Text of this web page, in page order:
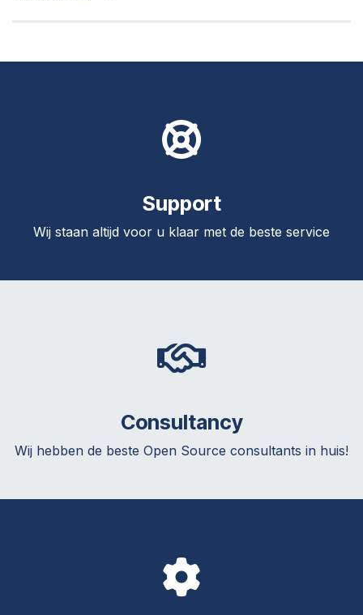
Support
Wij staan altijd voor u klaar met de beste service
Consultancy
Wij hebben de beste Open Source consultants in huis!